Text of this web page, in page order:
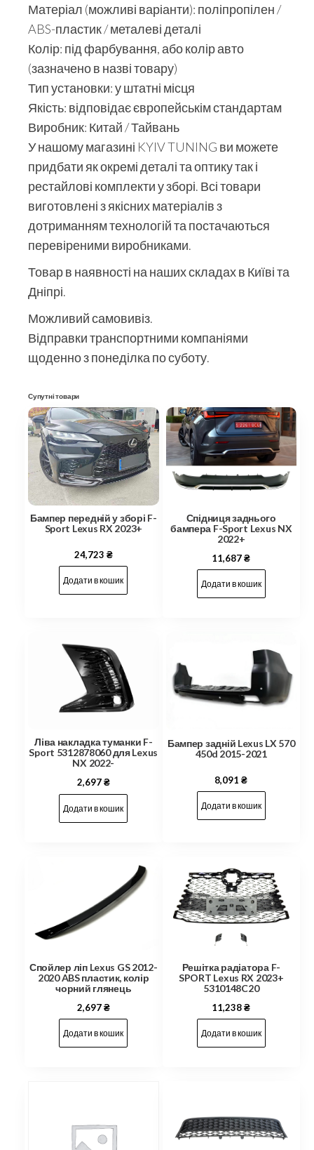
Матеріал (можливі варіанти): поліпропілен /
ABS-пластик / металеві деталі
Колір: під фарбування, або колір авто
(зазначено в назві товару)
Тип установки: у штатні місця
Якість: відповідає європейськім стандартам
Виробник: Китай / Тайвань
У нашому магазині KYIV TUNING ви можете
придбати як окремі деталі та оптику так і
рестайлові комплекти у зборі. Всі товари
виготовлені з якісних матеріалів з
дотриманням технологій та постачаються
перевіреними виробниками.
Товар в наявності на наших складах в Київі та
Дніпрі.
Можливий самовивіз.
Відправки транспортними компаніями
щоденно з понеділка по суботу.
Супутні товари
Бампер передній у зборі F-
Sport Lexus RX 2023+
24,723 ₴
Додати в кошик
Спідниця заднього
бампера F-Sport Lexus NX
2022+
11,687₴
Додати в кошик
Ліва накладка туманки F-
Sport 5312878060 для Lexus
NX 2022-
2,697₴
Додати в кошик
Бампер задній Lexus LX 570
450d 2015-2021
8,091₴
Додати в кошик
Спойлер ліп Lexus GS 2012-
2020 ABS пластик, колір
чорний глянець
2,697₴
Додати в кошик
Решітка радіатора F-
SPORT Lexus RX 2023+
5310148C20
11,238₴
Додати в кошик